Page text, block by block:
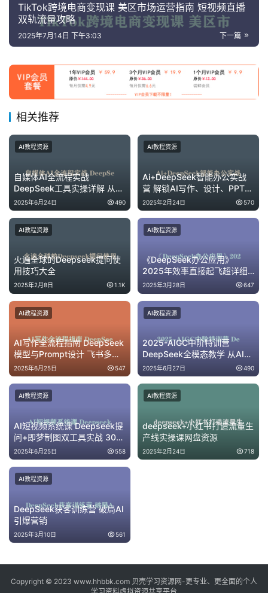
TikTok跨境电商变现课 美区市场运营指南 短视频直播
双轨流量攻略
下一篇
2025年7月14日 下午3:03
相关推荐
自媒体AI全流程实战
DeepSeek工具实操详解 从起
号到变现完整方案
2025年6月24日 490
AI教程资源
Ai+DeepSeek智能办公实战
营 解锁AI写作、设计、PPT等
高薪技能
2025年2月24日 570
AI教程资源
火遍全球的Deepseek提问使
用技巧大全
2025年2月8日 1.1K
AI教程资源
《DeepSeek办公应用》
2025年效率直接起飞超详细
教程
2025年3月28日 647
AI教程资源
AI写作全流程指南 DeepSeek
模型与Prompt设计 飞书多维
表自动化生产
2025年6月25日 547
AI教程资源
2025-AIGC中阶特训营
DeepSeek全模态教学 从AI绘
画到视频创作
2025年6月27日 490
AI教程资源
AI短视频系统课 Deepseek提
问+即梦制图双工具实战 30种
创意视频全流程拆解(6月)
2025年6月25日 558
AI教程资源
deepseek+小红书打造流量生
产线实操课网盘资源
2025年2月24日 718
AI教程资源
DeepSeek获客训练营 破局AI
引爆营销
2025年3月10日 561
AI教程资源
Copyright © 2023 www.hhbbk.com 贝壳学习资源网-更专业、更全面的个人